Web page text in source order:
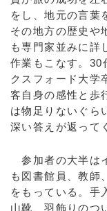
をし、地元の言葉
その地方の歴史や
も専門家並みに詳
作業もこなす。30
クスフォード大学
客自身の感性と歩
は物足りないぐら
深い答えが返って
参加者の大半は
も図書館員、教師
をもっている。手
山靴、羽飾りのつ